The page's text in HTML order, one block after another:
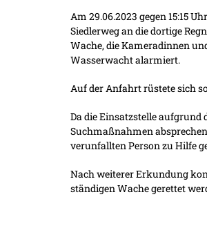
Am 29.06.2023 gegen 15:15
Siedlerweg an die dortige
Wache, die Kameradinnen
Wasserwacht alarmiert.
Auf der Anfahrt rüstete sich
Da die Einsatzstelle
Suchmaßnahmen
verunfallten Person zu Hilfe
Nach weiterer Erkundung
ständigen Wache gerettet